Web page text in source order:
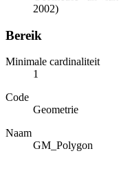
2002)
Bereik
Minimale cardinaliteit
1
Code
Geometrie
Naam
GM_Polygon